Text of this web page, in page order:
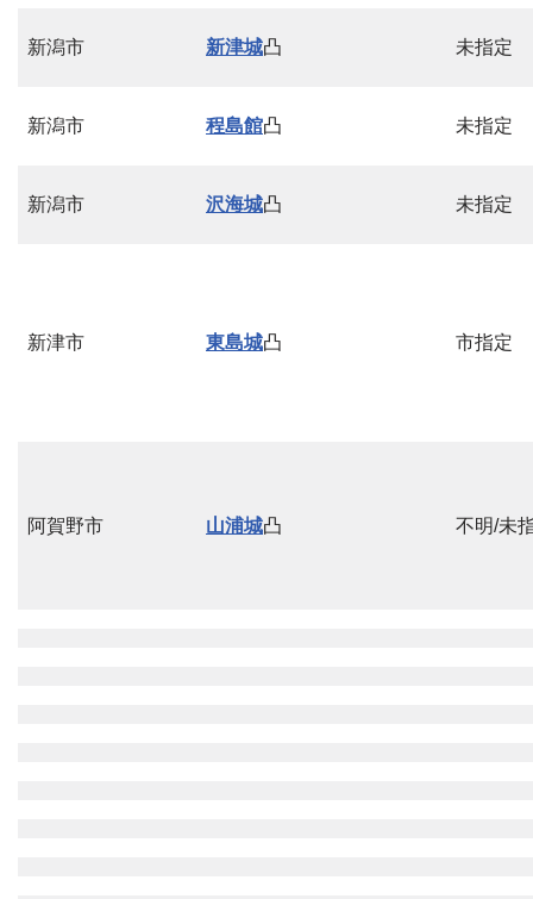
新潟市 新津城凸 未指定
新潟市 程島館凸 未指定
新潟市 沢海城凸 未指定
新津市 東島城凸 市指定
阿賀野市 山浦城凸 不明/未